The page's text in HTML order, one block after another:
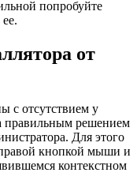
попробуйте
от
с отсутствием у
правильным решением
Для этого
правой кнопкой мыши и
контекстном